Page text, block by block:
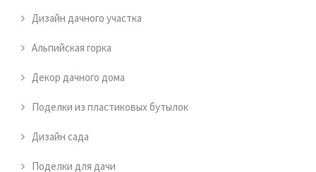
Дизайн дачного участка
Альпийская горка
Декор дачного дома
Поделки из пластиковых бутылок
Дизайн сада
Поделки для дачи